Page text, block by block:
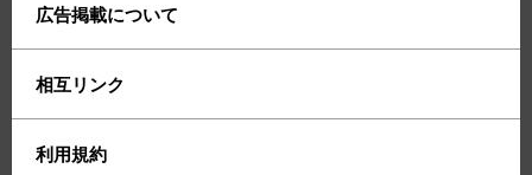
広告掲載について
相互リンク
利用規約